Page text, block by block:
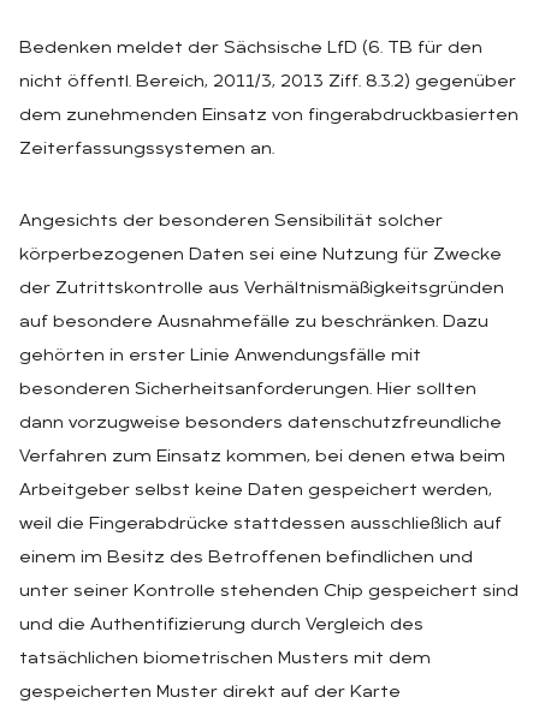
Bedenken meldet der Sächsische LfD (6. TB für den
nicht öffentl. Bereich, 2011/3, 2013 Ziff. 8.3.2) gegenüber
dem zunehmenden Einsatz von fingerabdruckbasierten
Zeiterfassungssystemen an.
Angesichts der besonderen Sensibilität solcher
körperbezogenen Daten sei eine Nutzung für Zwecke
der Zutrittskontrolle aus Verhältnismäßigkeitsgründen
auf besondere Ausnahmefälle zu beschränken. Dazu
gehörten in erster Linie Anwendungsfälle mit
besonderen Sicherheitsanforderungen. Hier sollten
dann vorzugweise besonders datenschutzfreundliche
Verfahren zum Einsatz kommen, bei denen etwa beim
Arbeitgeber selbst keine Daten gespeichert werden,
weil die Fingerabdrücke stattdessen ausschließlich auf
einem im Besitz des Betroffenen befindlichen und
unter seiner Kontrolle stehenden Chip gespeichert sind
und die Authentifizierung durch Vergleich des
tatsächlichen biometrischen Musters mit dem
gespeicherten Muster direkt auf der Karte